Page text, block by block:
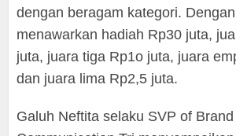
dengan beragam kategori.
menawarkan hadiah Rp30 juta,
juta, juara tiga Rp1o juta, juara
dan juara lima Rp2,5 juta.
Galuh Neftita selaku SVP of